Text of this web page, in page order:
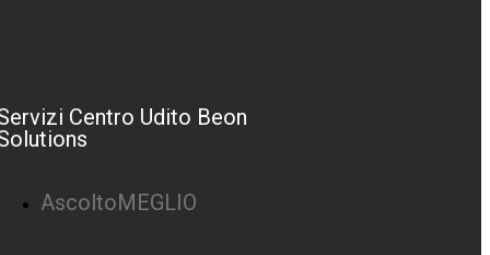
Centro Udito Beon
AscoltoMEGLIO